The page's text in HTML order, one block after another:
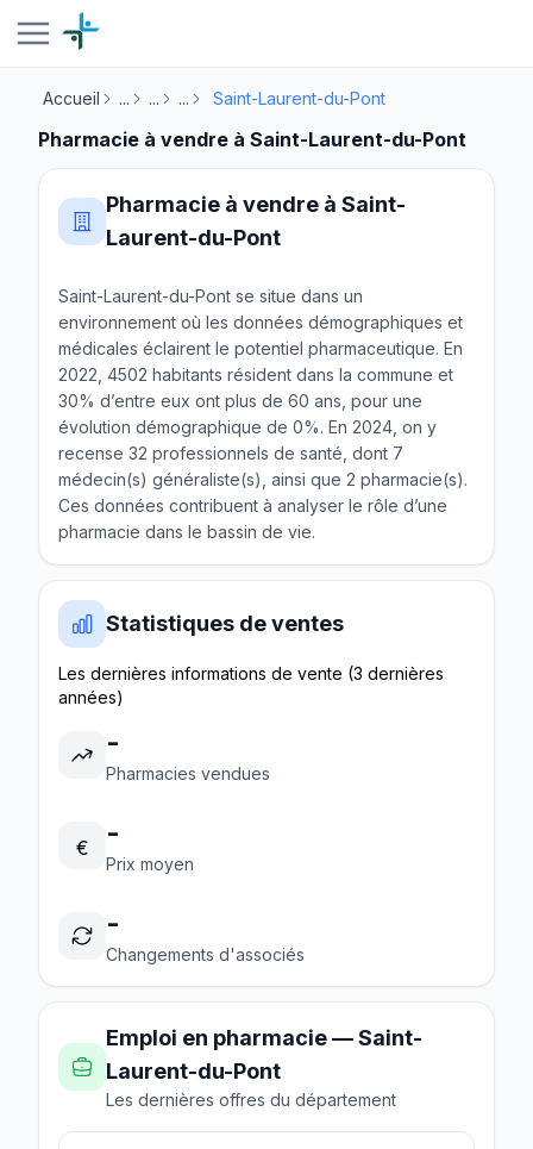
Accueil ... ... ... Saint-Laurent-du-Pont
Pharmacie à vendre à Saint-Laurent-du-Pont
Pharmacie à vendre à Saint-
Laurent-du-Pont
Saint-Laurent-du-Pont se situe dans un
environnement où les données démographiques et
médicales éclairent le potentiel pharmaceutique. En
2022, 4502 habitants résident dans la commune et
30% d’entre eux ont plus de 60 ans, pour une
évolution démographique de 0%. En 2024, on y
recense 32 professionnels de santé, dont 7
médecin(s) généraliste(s), ainsi que 2 pharmacie(s).
Ces données contribuent à analyser le rôle d’une
pharmacie dans le bassin de vie.
Statistiques de ventes
Les dernières informations de vente (3 dernières
années)
-
Pharmacies vendues
€ -
Prix moyen
-
Changements d'associés
Emploi en pharmacie — Saint-
Laurent-du-Pont
Les dernières offres du département